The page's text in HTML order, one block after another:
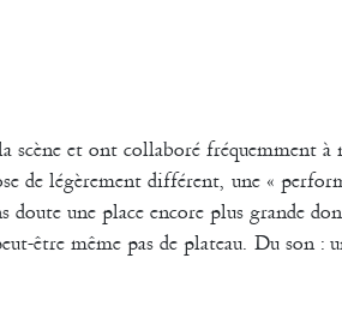
scène et ont collaboré fréquemment à
de légèrement différent, une «
doute une place encore plus grande
être même pas de plateau. Du son